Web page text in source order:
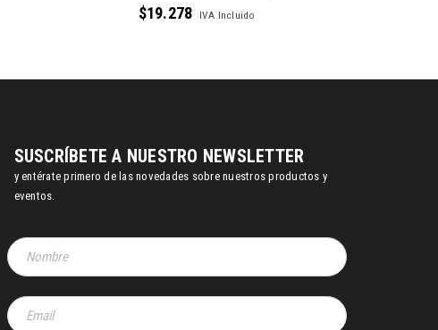
$19.278 IVA Incluido
SUSCRÍBETE A NUESTRO NEWSLETTER
y entérate primero de las novedades sobre nuestros productos y
eventos.